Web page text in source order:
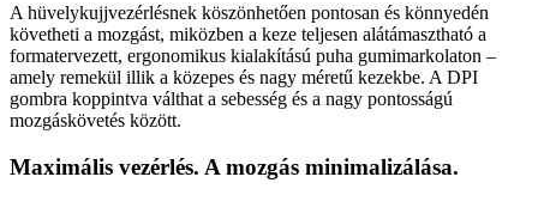
A hüvelykujjvezérlésnek köszönhetően pontosan és könnyedén
követheti a mozgást, miközben a keze teljesen alátámasztható a
formatervezett, ergonomikus kialakítású puha gumimarkolaton –
amely remekül illik a közepes és nagy méretű kezekbe. A DPI
gombra koppintva válthat a sebesség és a nagy pontosságú
mozgáskövetés között.
Maximális vezérlés. A mozgás minimalizálása.